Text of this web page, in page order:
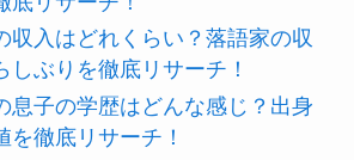
収入はどれくらい？落語家の収
しぶりを徹底リサーチ！
息子の学歴はどんな感じ？出身
を徹底リサーチ！